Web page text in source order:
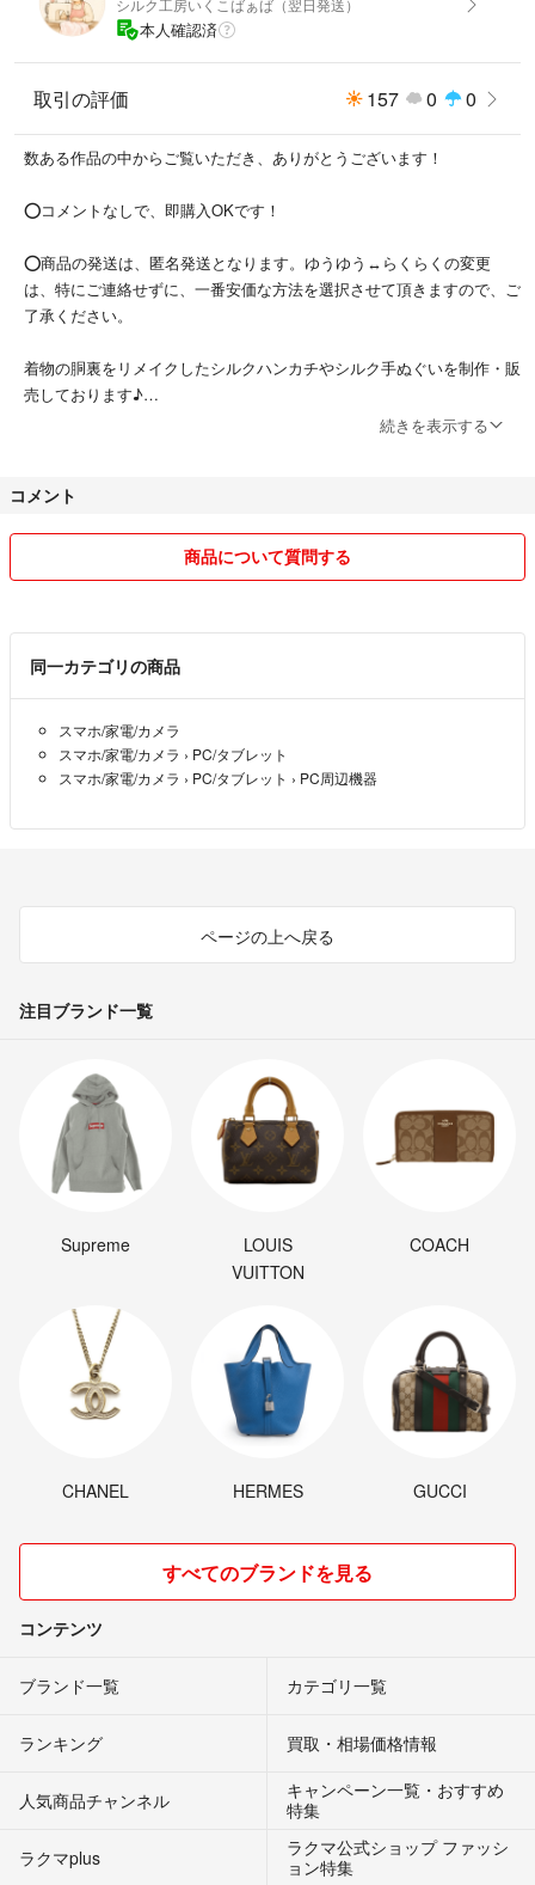
・ペン先抜きは付属いたしません。
ペン先はお手持ちの毛抜き等で引き抜けます(*^^*)
ゆうパケットポスト（匿名配送/ポスト投函）にて発送予定です。
【サイズ】
約19mm
【不具合について】
ですが、ペンとの相性もあり、また素人検品ですので、反応が悪い、もし
くは反応が良すぎて使いにくいということがあるようですm(_ _)m
反応が良すぎる場合、ペン先の「お尻側」を爪切り等でほんのわずかに切
万が一、商品に不備がございましたら【評価前に】ご連絡下さい。
(*^^*)
シルク工房いくこばぁば（翌日発送）
本人確認済
取引の評価 157 0 0
数ある作品の中からご覧いただき、ありがとうございます！
⭕️コメントなしで、即購入OKです！
⭕️商品の発送は、匿名発送となります。ゆうゆう↔らくらくの変更
は、特にご連絡せずに、一番安価な方法を選択させて頂きますので、ご
了承ください。
着物の胴裏をリメイクしたシルクハンカチやシルク手ぬぐいを制作・販
売しております♪
す！
シルクを身近に感じていただけるよう、お求めやすい価格でお届けしま
素人検品ですので、万が一、商品に不備がございましたら【評価前に】
ご連絡下さい！
続きを表示する
コメント
商品について質問する
同一カテゴリの商品
スマホ/家電/カメラ
スマホ/家電/カメラ › PC/タブレット
スマホ/家電/カメラ › PC/タブレット › PC周辺機器
ページの上へ戻る
注目ブランド一覧
Supreme
LOUIS
VUITTON
COACH
CHANEL HERMES GUCCI
すべてのブランドを見る
コンテンツ
ブランド一覧 カテゴリ一覧
ランキング 買取・相場価格情報
人気商品チャンネル
キャンペーン一覧・おすすめ
特集
ラクマplus
ラクマ公式ショップ ファッシ
ョン特集